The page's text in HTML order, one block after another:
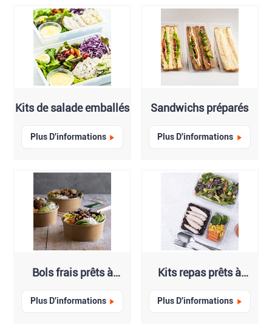
Kits de salade emballés
Plus D'informations
Sandwichs préparés
Plus D'informations
Bols frais prêts à
Plus D'informations
Kits repas prêts à
Plus D'informations